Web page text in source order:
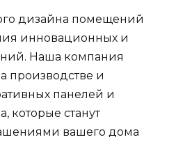
дизайна помещений
инновационных и
Наша компания
производстве и
панелей и
которые станут
вашего дома